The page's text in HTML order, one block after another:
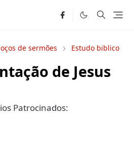
de sermões Estudo biblico
de Jesus
Patrocinados: